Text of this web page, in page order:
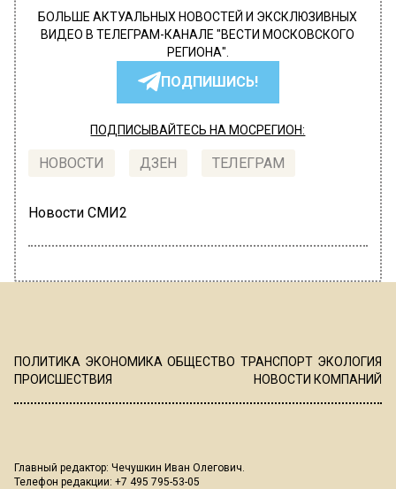
БОЛЬШЕ АКТУАЛЬНЫХ НОВОСТЕЙ И ЭКСКЛЮЗИВНЫХ
ВИДЕО В ТЕЛЕГРАМ-КАНАЛЕ "ВЕСТИ МОСКОВСКОГО
РЕГИОНА".
ПОДПИШИСЬ!
ПОДПИСЫВАЙТЕСЬ НА МОСРЕГИОН:
НОВОСТИ ДЗЕН ТЕЛЕГРАМ
Новости СМИ2
ПОЛИТИКА ЭКОНОМИКА ОБЩЕСТВО ТРАНСПОРТ ЭКОЛОГИЯ
ПРОИСШЕСТВИЯ
НОВОСТИ КОМПАНИЙ
Главный редактор: Чечушкин Иван Олегович.
Телефон редакции: +7 495 795-53-05